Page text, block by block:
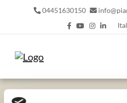
04451630150